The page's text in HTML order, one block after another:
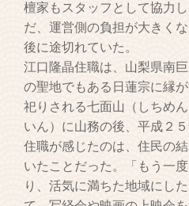
檀家もスタッフとして協力
だ、運営側の負担が大きく
後に途切れていた。
江口隆晶住職は、山梨県南
の聖地でもある日蓮宗に縁
祀りされる七面山（しちめ
いん）に山務の後、平成２
住職が感じたのは、住民の
いたことだった。「もう一
り、活気に満ちた地域にし